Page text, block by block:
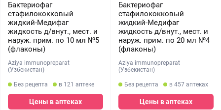
Бактериофаг
стафилококковый
жидкий-Медифаг
жидкость д/внут., мест. и
наруж. прим. по 10 мл №5
(флаконы)
Aziya immunopreparat
(Узбекистан)
Без рецепта в 121 аптеке
Цены в аптеках
Бактериофаг
стафилококковый
жидкий-Медифаг
жидкость д/внут., мест. и
наруж. прим. по 20 мл №4
(флаконы)
Aziya immunopreparat
(Узбекистан)
Без рецепта в 457 аптеках
Цены в аптеках